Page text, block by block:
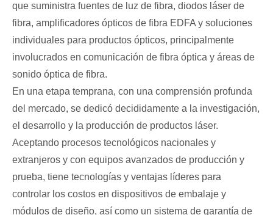
que suministra fuentes de luz de fibra, diodos láser de
fibra, amplificadores ópticos de fibra EDFA y soluciones
individuales para productos ópticos, principalmente
involucrados en comunicación de fibra óptica y áreas de
sonido óptica de fibra.
En una etapa temprana, con una comprensión profunda
del mercado, se dedicó decididamente a la investigación,
el desarrollo y la producción de productos láser.
Aceptando procesos tecnológicos nacionales y
extranjeros y con equipos avanzados de producción y
prueba, tiene tecnologías y ventajas líderes para
controlar los costos en dispositivos de embalaje y
módulos de diseño, así como un sistema de garantía de